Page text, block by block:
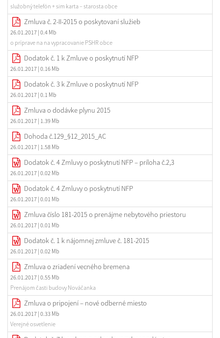
služobný telefón + sim karta – starosta obce
Zmluva č. 2-II-2015 o poskytovaní služieb
26.01.2017 | 0.4 Mb
o príprave na na vypracovanie PSHR obce
Dodatok č. 1 k Zmluve o poskytnutí NFP
26.01.2017 | 0.16 Mb
Dodatok č. 3 k Zmluve o poskytnutí NFP
26.01.2017 | 0.1 Mb
Zmluva o dodávke plynu 2015
26.01.2017 | 1.39 Mb
Dohoda č.129_§12_2015_AC
26.01.2017 | 1.58 Mb
Dodatok č. 4 Zmluvy o poskytnutí NFP – príloha č.2,3
26.01.2017 | 0.02 Mb
Dodatok č. 4 Zmluvy o poskytnutí NFP
26.01.2017 | 0.01 Mb
Zmluva číslo 181-2015 o prenájme nebytového priestoru
26.01.2017 | 0.01 Mb
Dodatok č. 1 k nájomnej zmluve č. 181-2015
26.01.2017 | 0.02 Mb
Zmluva o zriadení vecného bremena
26.01.2017 | 0.55 Mb
Prenájom časti budovy Nováčanka
Zmluva o pripojení – nové odberné miesto
26.01.2017 | 0.33 Mb
Verejné osvetlenie